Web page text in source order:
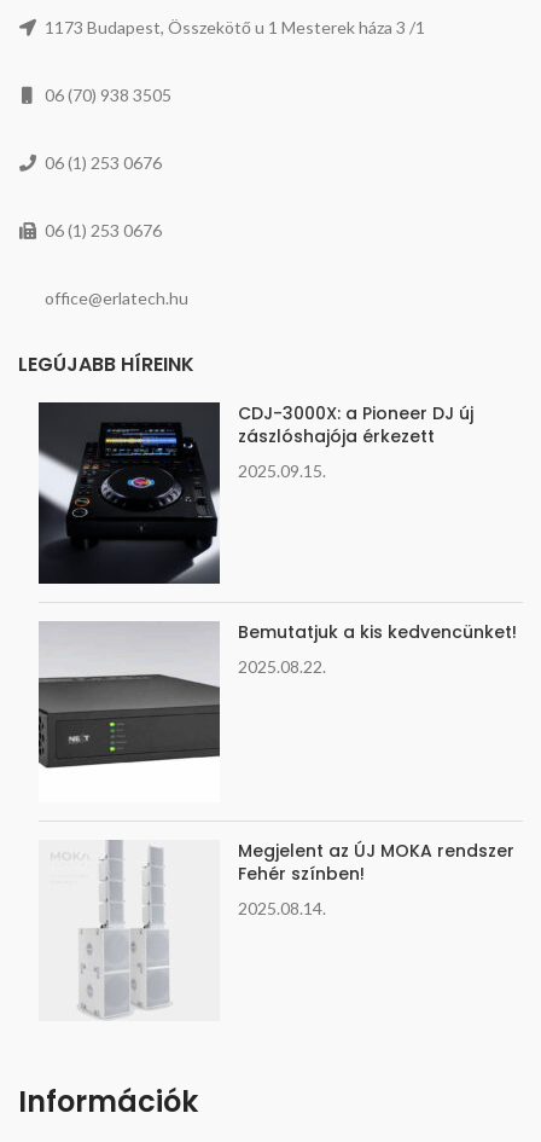
1173 Budapest, Összekötő u 1 Mesterek háza 3 /1
06 (70) 938 3505
06 (1) 253 0676
06 (1) 253 0676
office@erlatech.hu
LEGÚJABB HÍREINK
CDJ-3000X: a Pioneer DJ új
zászlóshajója érkezett
2025.09.15.
Bemutatjuk a kis kedvencünket!
2025.08.22.
Megjelent az ÚJ MOKA rendszer
Fehér színben!
2025.08.14.
Információk